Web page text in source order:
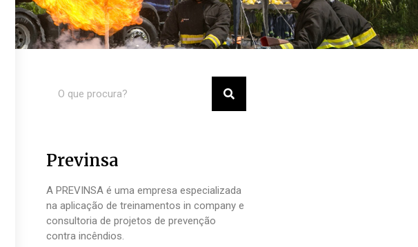
Previnsa
A PREVINSA é uma empresa especializada
na aplicação de treinamentos in company e
consultoria de projetos de prevenção
contra incêndios.